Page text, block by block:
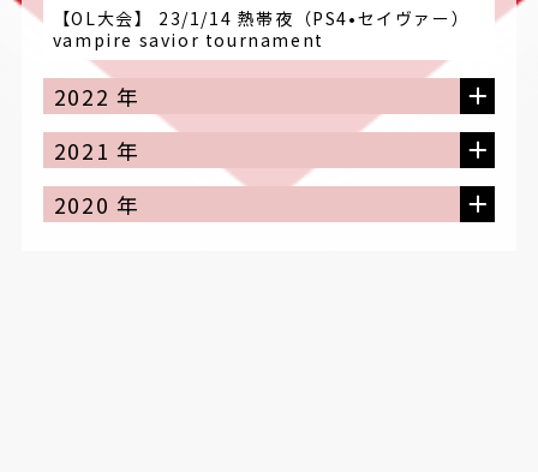
【OL大会】 23/1/14 熱帯夜（PS4•セイヴァー）
vampire savior tournament
2022 年
2021 年
2020 年